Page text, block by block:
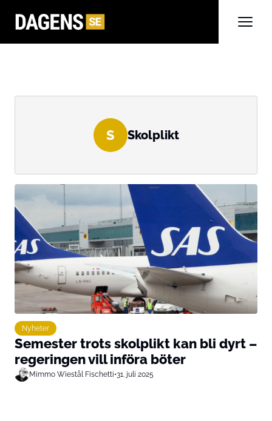
S Skolplikt
Nyheter
Semester trots skolplikt kan bli dyrt –
regeringen vill införa böter
Mimmo Wiestål Fischetti•31. juli 2025